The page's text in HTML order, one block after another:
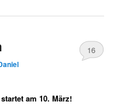
16
am 10. März!